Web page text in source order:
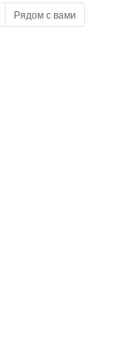
Рядом с вами